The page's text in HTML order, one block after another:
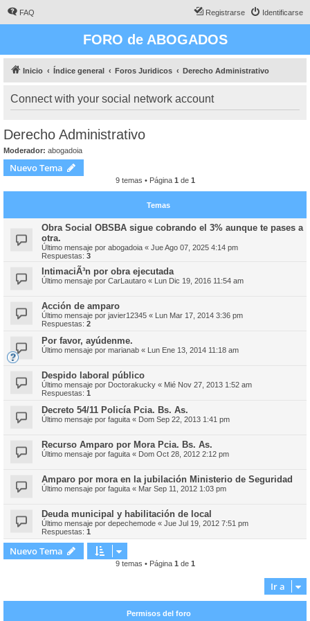
FAQ Identificarse
Registrarse
FORO de ABOGADOS
Inicio Índice general Foros Juridicos Derecho Administrativo
Connect with your social network account
Derecho Administrativo
Moderador: abogadoia
Nuevo Tema
9 temas • Página 1 de 1
Temas
Obra Social OBSBA sigue cobrando el 3% aunque te pases a
otra.
Último mensaje por abogadoia « Jue Ago 07, 2025 4:14 pm
Respuestas: 3
IntimaciÃ³n por obra ejecutada
Último mensaje por CarLautaro « Lun Dic 19, 2016 11:54 am
Acción de amparo
Último mensaje por javier12345 « Lun Mar 17, 2014 3:36 pm
Respuestas: 2
Por favor, ayúdenme.
Último mensaje por marianab « Lun Ene 13, 2014 11:18 am
Despido laboral público
Último mensaje por Doctorakucky « Mié Nov 27, 2013 1:52 am
Respuestas: 1
Decreto 54/11 Policía Pcia. Bs. As.
Último mensaje por faguita « Dom Sep 22, 2013 1:41 pm
Recurso Amparo por Mora Pcia. Bs. As.
Último mensaje por faguita « Dom Oct 28, 2012 2:12 pm
Amparo por mora en la jubilación Ministerio de Seguridad
Último mensaje por faguita « Mar Sep 11, 2012 1:03 pm
Deuda municipal y habilitación de local
Último mensaje por depechemode « Jue Jul 19, 2012 7:51 pm
Respuestas: 1
Nuevo Tema
9 temas • Página 1 de 1
Ir a
Permisos del foro